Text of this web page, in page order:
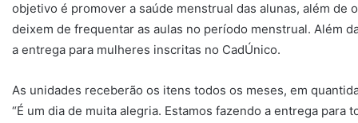
objetivo é promover a saúde menstrual das alunas, além de
deixem de frequentar as aulas no período menstrual. Além
a entrega para mulheres inscritas no CadÚnico.
As unidades receberão os itens todos os meses, em
“É um dia de muita alegria. Estamos fazendo a entrega para